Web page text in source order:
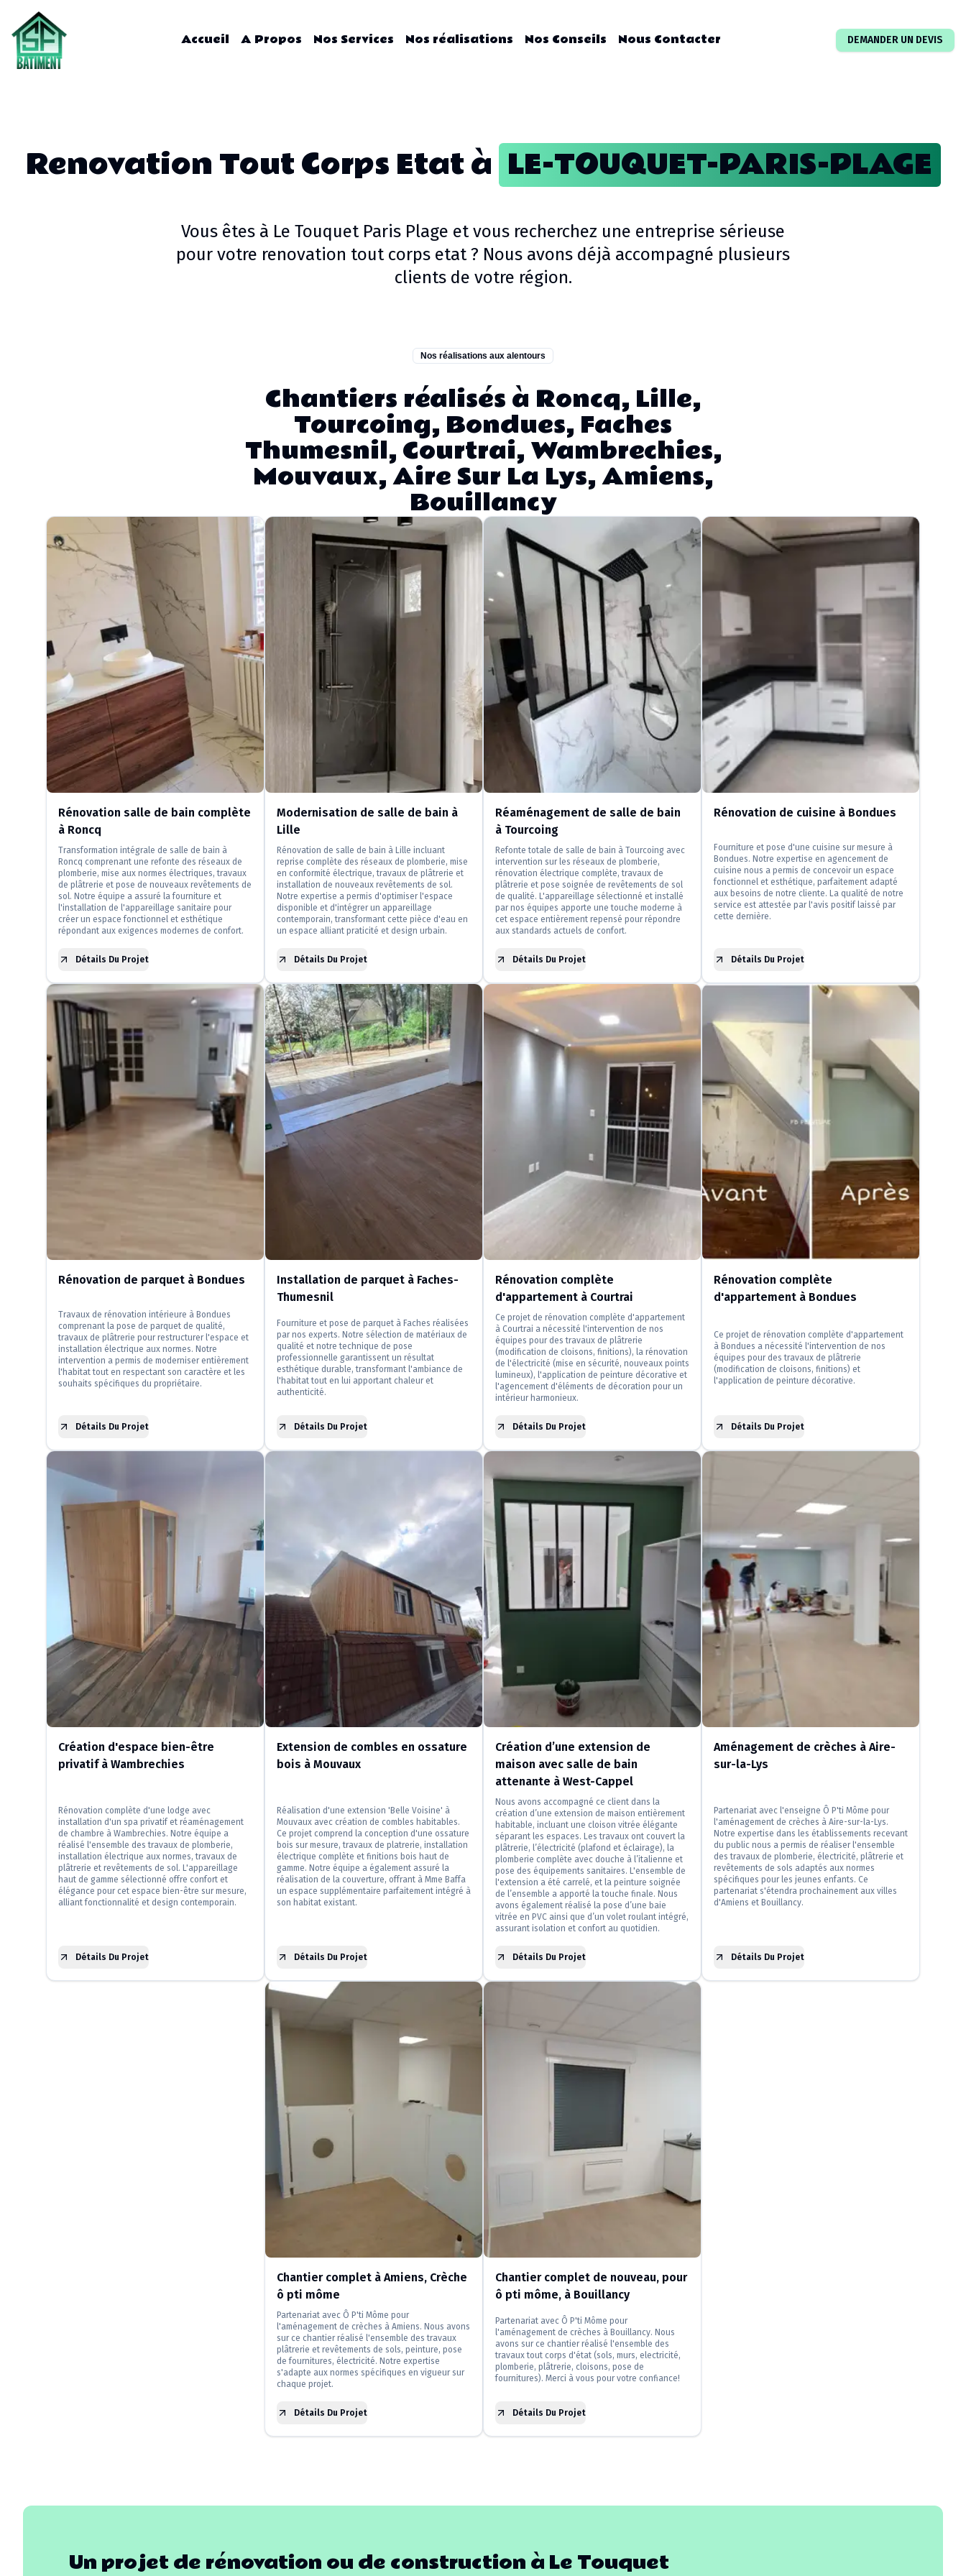
Accueil A Propos Nos Services Nos réalisations Nos Conseils Nous Contacter DEMANDER UN DEVIS
Renovation Tout Corps Etatà LE-TOUQUET-PARIS-PLAGE
Vous êtes à Le Touquet Paris Plage et vous recherchez une entreprise sérieuse
pour votre renovation tout corps etat ? Nous avons déjà accompagné plusieurs
clients de votre région.
Nos réalisations aux alentours
Chantiers réalisés à Roncq, Lille,
Tourcoing, Bondues, Faches
Thumesnil, Courtrai, Wambrechies,
Mouvaux, Aire Sur La Lys, Amiens,
Bouillancy
Rénovation salle de bain complète
à Roncq
Transformation intégrale de salle de bain à
Roncq comprenant une refonte des réseaux de
plomberie, mise aux normes électriques, travaux
de plâtrerie et pose de nouveaux revêtements de
sol. Notre équipe a assuré la fourniture et
l'installation de l'appareillage sanitaire pour
créer un espace fonctionnel et esthétique
répondant aux exigences modernes de confort.
Détails Du Projet
Modernisation de salle de bain à
Lille
Rénovation de salle de bain à Lille incluant
reprise complète des réseaux de plomberie, mise
en conformité électrique, travaux de plâtrerie et
installation de nouveaux revêtements de sol.
Notre expertise a permis d'optimiser l'espace
disponible et d'intégrer un appareillage
contemporain, transformant cette pièce d'eau en
un espace alliant praticité et design urbain.
Détails Du Projet
Réaménagement de salle de bain
à Tourcoing
Refonte totale de salle de bain à Tourcoing avec
intervention sur les réseaux de plomberie,
rénovation électrique complète, travaux de
plâtrerie et pose soignée de revêtements de sol
de qualité. L'appareillage sélectionné et installé
par nos équipes apporte une touche moderne à
cet espace entièrement repensé pour répondre
aux standards actuels de confort.
Détails Du Projet
Rénovation de cuisine à Bondues
Fourniture et pose d'une cuisine sur mesure à
Bondues. Notre expertise en agencement de
cuisine nous a permis de concevoir un espace
fonctionnel et esthétique, parfaitement adapté
aux besoins de notre cliente. La qualité de notre
service est attestée par l'avis positif laissé par
cette dernière.
Détails Du Projet
Rénovation de parquet à Bondues
Travaux de rénovation intérieure à Bondues
comprenant la pose de parquet de qualité,
travaux de plâtrerie pour restructurer l'espace et
installation électrique aux normes. Notre
intervention a permis de moderniser entièrement
l'habitat tout en respectant son caractère et les
souhaits spécifiques du propriétaire.
Détails Du Projet
Installation de parquet à Faches-
Thumesnil
Fourniture et pose de parquet à Faches réalisées
par nos experts. Notre sélection de matériaux de
qualité et notre technique de pose
professionnelle garantissent un résultat
esthétique durable, transformant l'ambiance de
l'habitat tout en lui apportant chaleur et
authenticité.
Détails Du Projet
Rénovation complète
d'appartement à Courtrai
Ce projet de rénovation complète d'appartement
à Courtrai a nécessité l'intervention de nos
équipes pour des travaux de plâtrerie
(modification de cloisons, finitions), la rénovation
de l'électricité (mise en sécurité, nouveaux points
lumineux), l'application de peinture décorative et
l'agencement d'éléments de décoration pour un
intérieur harmonieux.
Détails Du Projet
Rénovation complète
d'appartement à Bondues
Ce projet de rénovation complète d'appartement
à Bondues a nécessité l'intervention de nos
équipes pour des travaux de plâtrerie
(modification de cloisons, finitions) et
l'application de peinture décorative.
Détails Du Projet
Création d'espace bien-être
privatif à Wambrechies
Rénovation complète d'une lodge avec
installation d'un spa privatif et réaménagement
de chambre à Wambrechies. Notre équipe a
réalisé l'ensemble des travaux de plomberie,
installation électrique aux normes, travaux de
plâtrerie et revêtements de sol. L'appareillage
haut de gamme sélectionné offre confort et
élégance pour cet espace bien-être sur mesure,
alliant fonctionnalité et design contemporain.
Détails Du Projet
Extension de combles en ossature
bois à Mouvaux
Réalisation d'une extension 'Belle Voisine' à
Mouvaux avec création de combles habitables.
Ce projet comprend la conception d'une ossature
bois sur mesure, travaux de platrerie, installation
électrique complète et finitions bois haut de
gamme. Notre équipe a également assuré la
réalisation de la couverture, offrant à Mme Baffa
un espace supplémentaire parfaitement intégré à
son habitat existant.
Détails Du Projet
Création d’une extension de
maison avec salle de bain
attenante à West-Cappel
Nous avons accompagné ce client dans la
création d’une extension de maison entièrement
habitable, incluant une cloison vitrée élégante
séparant les espaces. Les travaux ont couvert la
plâtrerie, l’électricité (plafond et éclairage), la
plomberie complète avec douche à l’italienne et
pose des équipements sanitaires. L'ensemble de
l'extension a été carrelé, et la peinture soignée
de l’ensemble a apporté la touche finale. Nous
avons également réalisé la pose d’une baie
vitrée en PVC ainsi que d’un volet roulant intégré,
assurant isolation et confort au quotidien.
Détails Du Projet
Aménagement de crèches à Aire-
sur-la-Lys
Partenariat avec l'enseigne Ô P'ti Môme pour
l'aménagement de crèches à Aire-sur-la-Lys.
Notre expertise dans les établissements recevant
du public nous a permis de réaliser l'ensemble
des travaux de plomberie, électricité, plâtrerie et
revêtements de sols adaptés aux normes
spécifiques pour les jeunes enfants. Ce
partenariat s'étendra prochainement aux villes
d'Amiens et Bouillancy.
Détails Du Projet
Chantier complet à Amiens, Crèche
ô pti môme
Partenariat avec Ô P'ti Môme pour
l'aménagement de crèches à Amiens. Nous avons
sur ce chantier réalisé l'ensemble des travaux
plâtrerie et revêtements de sols, peinture, pose
de fournitures, électricité. Notre expertise
s'adapte aux normes spécifiques en vigueur sur
chaque projet.
Détails Du Projet
Chantier complet de nouveau, pour
ô pti môme, à Bouillancy
Partenariat avec Ô P'ti Môme pour
l'aménagement de crèches à Bouillancy. Nous
avons sur ce chantier réalisé l'ensemble des
travaux tout corps d'état (sols, murs, electricité,
plomberie, plâtrerie, cloisons, pose de
fournitures). Merci à vous pour votre confiance!
Détails Du Projet
Un projet de rénovation ou de construction àLe Touquet